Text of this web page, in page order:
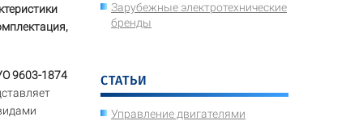
9603-1874
Зарубежные электротехнические
бренды
СТАТЬИ
Управление двигателями